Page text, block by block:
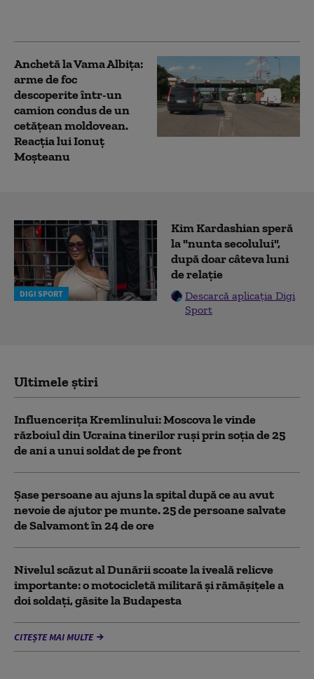
Anchetă la Vama Albiţa:
arme de foc
descoperite într-un
camion condus de un
cetățean moldovean.
Reacția lui Ionuț
Moșteanu
DIGI SPORT
Kim Kardashian speră
la "nunta secolului",
după doar câteva luni
de relație
Descarcă aplicația Digi
Sport
Ultimele știri
Influencerița Kremlinului: Moscova le vinde
războiul din Ucraina tinerilor ruși prin soția de 25
de ani a unui soldat de pe front
Șase persoane au ajuns la spital după ce au avut
nevoie de ajutor pe munte. 25 de persoane salvate
de Salvamont în 24 de ore
Nivelul scăzut al Dunării scoate la iveală relicve
importante: o motocicletă militară și rămășițele a
doi soldați, găsite la Budapesta
CITEȘTE MAI MULTE